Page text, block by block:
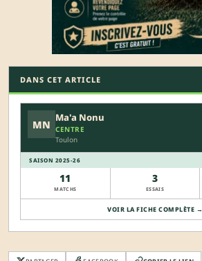
DANS CET ARTICLE
MN
Ma'a Nonu
CENTRE
Toulon
SAISON 2025-26
11
MATCHS
3
ESSAIS
VOIR LA FICHE COMPLÈTE →